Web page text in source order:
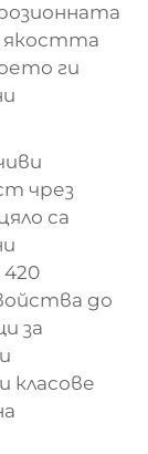
якостта
ги
чрез
са
до
за
класове